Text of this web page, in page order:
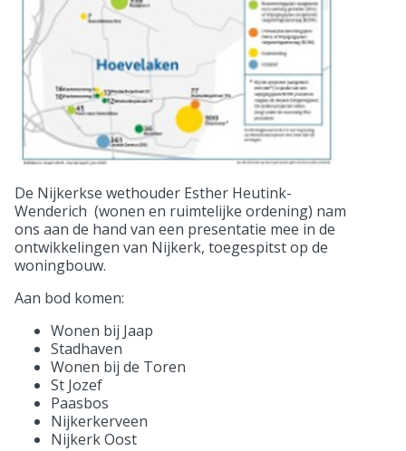
De Nijkerkse wethouder Esther Heutink-
Wenderich (wonen en ruimtelijke ordening) nam
ons aan de hand van een presentatie mee in de
ontwikkelingen van Nijkerk, toegespitst op de
woningbouw.
Aan bod komen:
Wonen bij Jaap
Stadhaven
Wonen bij de Toren
St Jozef
Paasbos
Nijkerkerveen
Nijkerk Oost